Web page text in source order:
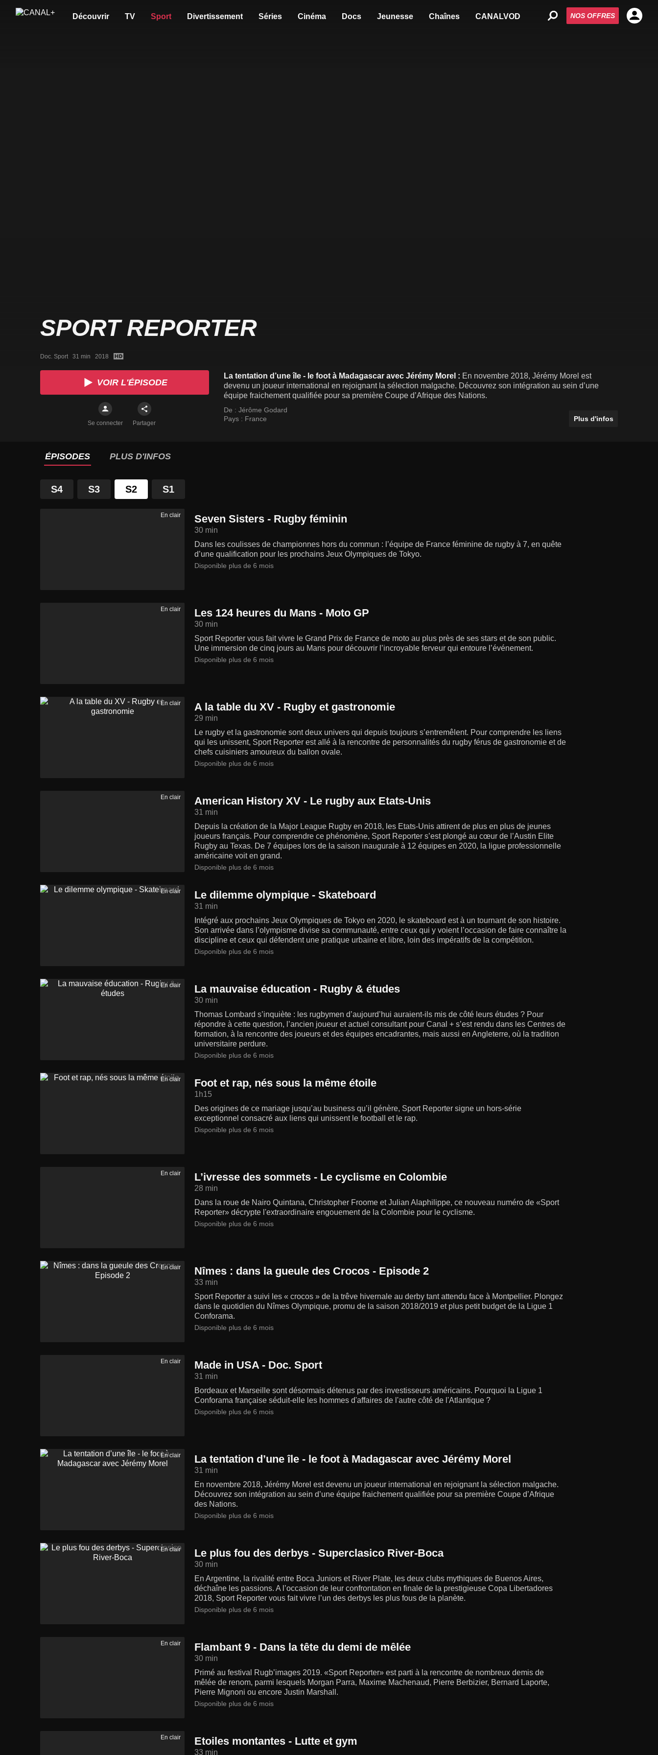
Découvrir TV Sport Divertissement Séries Cinéma Docs Jeunesse Chaînes CANALVOD NOS OFFRES
SPORT REPORTER
Doc. Sport   31 min   2018
VOIR L'ÉPISODE
Se connecter Partager
La tentation d’une île - le foot à Madagascar avec Jérémy Morel : En novembre 2018, Jérémy Morel est
devenu un joueur international en rejoignant la sélection malgache. Découvrez son intégration au sein d’une
équipe fraichement qualifiée pour sa première Coupe d’Afrique des Nations.
De : Jérôme Godard
Pays : France Plus d'infos
ÉPISODES PLUS D'INFOS
S4 S3 S2 S1
En clair Seven Sisters - Rugby féminin
30 min
Dans les coulisses de championnes hors du commun : l’équipe de France féminine de rugby à 7, en quête
d’une qualification pour les prochains Jeux Olympiques de Tokyo.
Disponible plus de 6 mois
En clair Les 124 heures du Mans - Moto GP
30 min
Sport Reporter vous fait vivre le Grand Prix de France de moto au plus près de ses stars et de son public.
Une immersion de cinq jours au Mans pour découvrir l’incroyable ferveur qui entoure l’événement.
Disponible plus de 6 mois
En clair A la table du XV - Rugby et gastronomie
29 min
Le rugby et la gastronomie sont deux univers qui depuis toujours s’entremêlent. Pour comprendre les liens
qui les unissent, Sport Reporter est allé à la rencontre de personnalités du rugby férus de gastronomie et de
chefs cuisiniers amoureux du ballon ovale.
Disponible plus de 6 mois
En clair American History XV - Le rugby aux Etats-Unis
31 min
Depuis la création de la Major League Rugby en 2018, les Etats-Unis attirent de plus en plus de jeunes
joueurs français. Pour comprendre ce phénomène, Sport Reporter s’est plongé au cœur de l’Austin Elite
Rugby au Texas. De 7 équipes lors de la saison inaugurale à 12 équipes en 2020, la ligue professionnelle
américaine voit en grand.
Disponible plus de 6 mois
En clair Le dilemme olympique - Skateboard
31 min
Intégré aux prochains Jeux Olympiques de Tokyo en 2020, le skateboard est à un tournant de son histoire.
Son arrivée dans l’olympisme divise sa communauté, entre ceux qui y voient l’occasion de faire connaître la
discipline et ceux qui défendent une pratique urbaine et libre, loin des impératifs de la compétition.
Disponible plus de 6 mois
En clair La mauvaise éducation - Rugby & études
30 min
Thomas Lombard s’inquiète : les rugbymen d’aujourd’hui auraient-ils mis de côté leurs études ? Pour
répondre à cette question, l’ancien joueur et actuel consultant pour Canal + s’est rendu dans les Centres de
formation, à la rencontre des joueurs et des équipes encadrantes, mais aussi en Angleterre, où la tradition
universitaire perdure.
Disponible plus de 6 mois
En clair Foot et rap, nés sous la même étoile
1h15
Des origines de ce mariage jusqu’au business qu’il génère, Sport Reporter signe un hors-série
exceptionnel consacré aux liens qui unissent le football et le rap.
Disponible plus de 6 mois
En clair L’ivresse des sommets - Le cyclisme en Colombie
28 min
Dans la roue de Nairo Quintana, Christopher Froome et Julian Alaphilippe, ce nouveau numéro de «Sport
Reporter» décrypte l'extraordinaire engouement de la Colombie pour le cyclisme.
Disponible plus de 6 mois
En clair Nîmes : dans la gueule des Crocos - Episode 2
33 min
Sport Reporter a suivi les « crocos » de la trêve hivernale au derby tant attendu face à Montpellier. Plongez
dans le quotidien du Nîmes Olympique, promu de la saison 2018/2019 et plus petit budget de la Ligue 1
Conforama.
Disponible plus de 6 mois
En clair Made in USA - Doc. Sport
31 min
Bordeaux et Marseille sont désormais détenus par des investisseurs américains. Pourquoi la Ligue 1
Conforama française séduit-elle les hommes d'affaires de l'autre côté de l'Atlantique ?
Disponible plus de 6 mois
En clair La tentation d’une île - le foot à Madagascar avec Jérémy Morel
31 min
En novembre 2018, Jérémy Morel est devenu un joueur international en rejoignant la sélection malgache.
Découvrez son intégration au sein d’une équipe fraichement qualifiée pour sa première Coupe d’Afrique
des Nations.
Disponible plus de 6 mois
En clair Le plus fou des derbys - Superclasico River-Boca
30 min
En Argentine, la rivalité entre Boca Juniors et River Plate, les deux clubs mythiques de Buenos Aires,
déchaîne les passions. A l’occasion de leur confrontation en finale de la prestigieuse Copa Libertadores
2018, Sport Reporter vous fait vivre l’un des derbys les plus fous de la planète.
Disponible plus de 6 mois
En clair Flambant 9 - Dans la tête du demi de mêlée
30 min
Primé au festival Rugb’images 2019. «Sport Reporter» est parti à la rencontre de nombreux demis de
mêlée de renom, parmi lesquels Morgan Parra, Maxime Machenaud, Pierre Berbizier, Bernard Laporte,
Pierre Mignoni ou encore Justin Marshall.
Disponible plus de 6 mois
En clair Etoiles montantes - Lutte et gym
33 min